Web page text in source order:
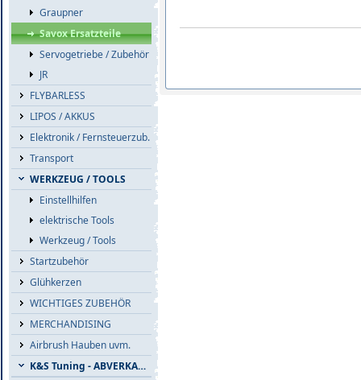
Graupner
Savox Ersatzteile
Servogetriebe / Zubehör
JR
FLYBARLESS
LIPOS / AKKUS
Elektronik / Fernsteuerzub.
Transport
WERKZEUG / TOOLS
Einstellhilfen
elektrische Tools
Werkzeug / Tools
Startzubehör
Glühkerzen
WICHTIGES ZUBEHÖR
MERCHANDISING
Airbrush Hauben uvm.
K&S Tuning - ABVERKAUF